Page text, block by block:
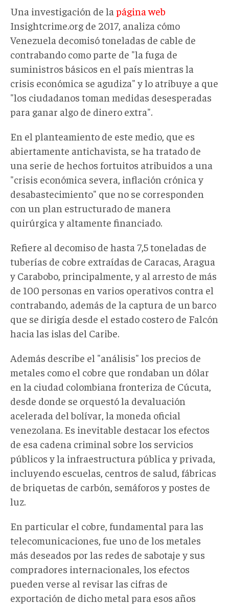
Una investigación de la página web
Insightcrime.org de 2017, analiza cómo
Venezuela decomisó toneladas de cable de
contrabando como parte de "la fuga de
suministros básicos en el país mientras la
crisis económica se agudiza" y lo atribuye a que
"los ciudadanos toman medidas desesperadas
para ganar algo de dinero extra".
En el planteamiento de este medio, que es
abiertamente antichavista, se ha tratado de
una serie de hechos fortuitos atribuidos a una
"crisis económica severa, inflación crónica y
desabastecimiento" que no se corresponden
con un plan estructurado de manera
quirúrgica y altamente financiado.
Refiere al decomiso de hasta 7,5 toneladas de
tuberías de cobre extraídas de Caracas, Aragua
y Carabobo, principalmente, y al arresto de más
de 100 personas en varios operativos contra el
contrabando, además de la captura de un barco
que se dirigía desde el estado costero de Falcón
hacia las islas del Caribe.
Además describe el "análisis" los precios de
metales como el cobre que rondaban un dólar
en la ciudad colombiana fronteriza de Cúcuta,
desde donde se orquestó la devaluación
acelerada del bolívar, la moneda oficial
venezolana. Es inevitable destacar los efectos
de esa cadena criminal sobre los servicios
públicos y la infraestructura pública y privada,
incluyendo escuelas, centros de salud, fábricas
de briquetas de carbón, semáforos y postes de
luz.
En particular el cobre, fundamental para las
telecomunicaciones, fue uno de los metales
más deseados por las redes de sabotaje y sus
compradores internacionales, los efectos
pueden verse al revisar las cifras de
exportación de dicho metal para esos años